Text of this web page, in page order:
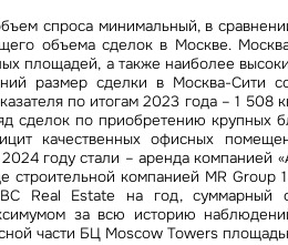
спроса минимальный, в
объема сделок в Москве.
площадей, а также наиболее
размер сделки в Москва-Сити
по итогам 2023 года – 1 508
сделок по приобретению крупных
качественных офисных
году стали – аренда компанией
строительной компанией MR Group
Real Estate на год, суммарный
за всю историю
части БЦ Moscow Towers